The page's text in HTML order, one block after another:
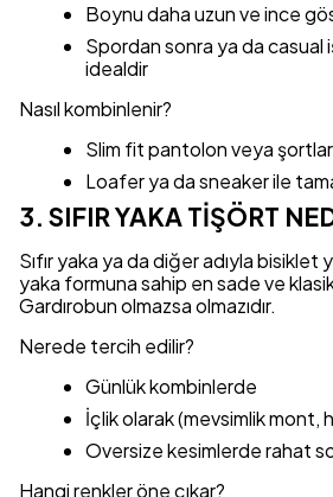
Boynu daha uzun ve ince
Spordan sonra ya da casual
idealdir
Nasıl kombinlenir?
Slim fit pantolon veya
Loafer ya da sneaker ile
3. SIFIR YAKA TİŞÖRT
Sıfır yaka ya da diğer adıyla
yaka formuna sahip en sade ve
Gardırobun olmazsa olmazıdır.
Nerede tercih edilir?
Günlük kombinlerde
İçlik olarak (mevsimlik mont,
Oversize kesimlerde rahat
Hangi renkler öne çıkar?